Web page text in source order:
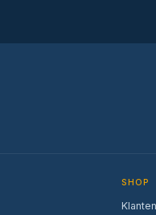
SHOP